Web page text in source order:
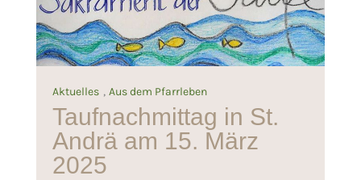
Aktuelles , Aus dem Pfarrleben
Taufnachmittag in St.
Andrä am 15. März
2025